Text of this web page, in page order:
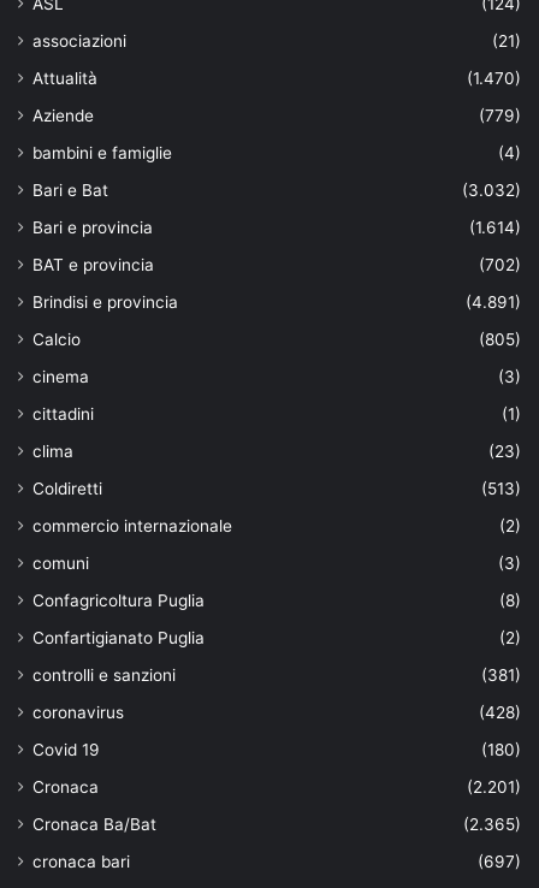
associazioni
(21)
Attualità
(1.470)
Aziende
(779)
bambini e famiglie
(4)
Bari e Bat
(3.032)
Bari e provincia
(1.614)
BAT e provincia
(702)
Brindisi e provincia
(4.891)
Calcio
(805)
cinema
(3)
cittadini
(1)
clima
(23)
Coldiretti
(513)
commercio internazionale
(2)
comuni
(3)
Confagricoltura Puglia
(8)
Confartigianato Puglia
(2)
controlli e sanzioni
(381)
coronavirus
(428)
Covid 19
(180)
Cronaca
(2.201)
Cronaca Ba/Bat
(2.365)
cronaca bari
(697)